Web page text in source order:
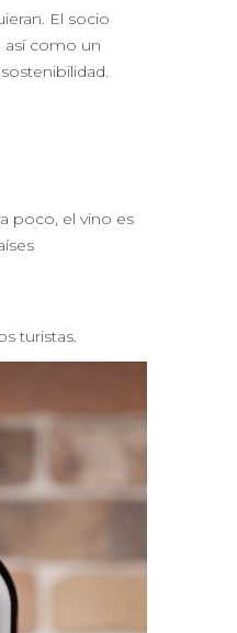
El socio
así como un
poco, el vino es
turistas.